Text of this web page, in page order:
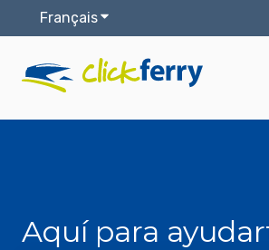
FrançaisAfficher le sous-menu
Aquí para